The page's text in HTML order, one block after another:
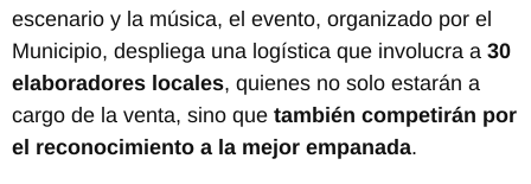
escenario y la música, el evento, organizado por el
Municipio, despliega una logística que involucra a 30
elaboradores locales, quienes no solo estarán a
cargo de la venta, sino que también competirán por
el reconocimiento a la mejor empanada.